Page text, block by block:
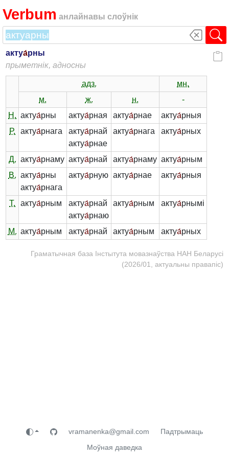
Verbum анлайнавы слоўнік
актуа́рны
прыметнік, адносны
адз.
мн.
м.
ж. н.
-
Н. актуа́рны актуа́рная актуа́рнае актуа́рныя
Р.
актуа́рнага актуа́рнай
актуа́рнае
актуа́рнага актуа́рных
Д. актуа́рнаму актуа́рнай актуа́рнаму актуа́рным
В. актуа́рны
актуа́рнага
актуа́рную актуа́рнае актуа́рныя
Т. актуа́рным актуа́рнай
актуа́рнаю
актуа́рным актуа́рнымі
М. актуа́рным актуа́рнай актуа́рным актуа́рных
Граматычная база Інстытута мовазнаўства НАН Беларусі
(2026/01, актуальны правапіс)
vramanenka@gmail.com
Падтрымаць
Моўная даведка